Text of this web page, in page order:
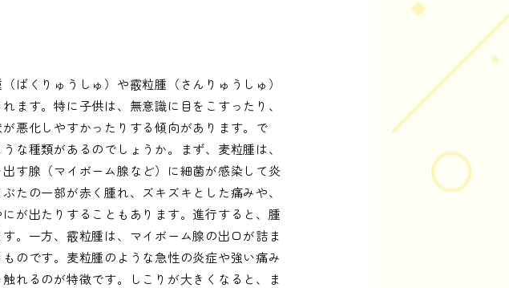
ばくりゅうしゅ）や霰粒腫（さんりゅうしゅ）
ます。特に子供は、無意識に目をこすったり、
悪化しやすかったりする傾向があります。で
な種類があるのでしょうか。まず、麦粒腫は、
す腺（マイボーム腺など）に細菌が感染して炎
たの一部が赤く腫れ、ズキズキとした痛みや、
が出たりすることもあります。進行すると、腫
。一方、霰粒腫は、マイボーム腺の出口が詰ま
のです。麦粒腫のような急性の炎症や強い痛み
れるのが特徴です。しこりが大きくなると、ま